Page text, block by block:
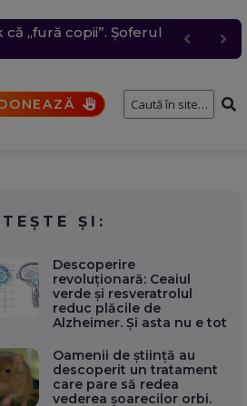
„fură copii”. Șoferul
Unitatea 2 câștigă
rachete ATACMS.
întâmplă cu cererile și
se vor vedea
ȘI:
Descoperire
revoluționară: Ceaiul
verde și resveratrolul
reduc plăcile de
Alzheimer. Și asta nu e tot
Oamenii de știință au
descoperit un tratament
care pare să redea
vederea șoarecilor orbi.